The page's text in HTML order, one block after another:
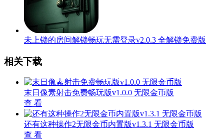
未上锁的房间解锁畅玩无需登录v2.0.3 全解锁免费版
相关下载
末日像素射击免费畅玩版v1.0.0 无限金币版
查 看
还有这种操作2无限金币内置版v1.3.1 无限金币版
查 看